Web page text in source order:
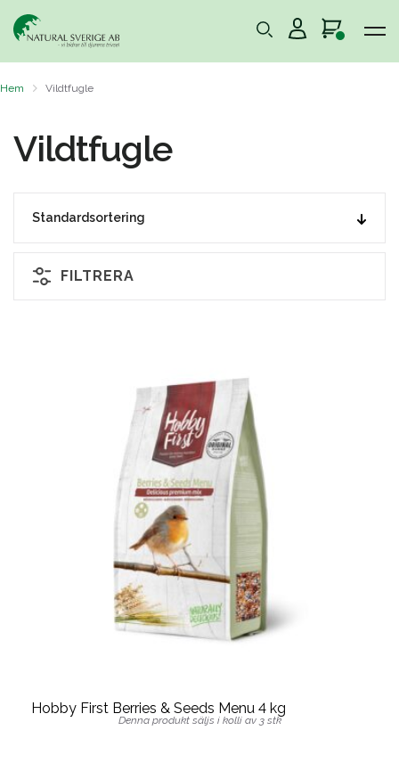
Hem Vildtfugle
Vildtfugle
FILTRERA
Hobby First Berries & Seeds Menu 4 kg
Denna produkt säljs i kolli av 3 stk